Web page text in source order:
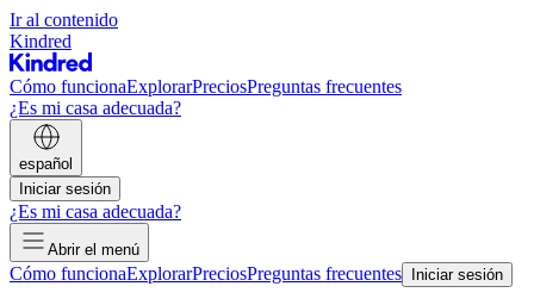
Ir al contenido
Kindred
Cómo funcionaExplorarPreciosPreguntas frecuentes
¿Es mi casa adecuada?
español
Iniciar sesión
¿Es mi casa adecuada?
Abrir el menú
Cómo funcionaExplorarPreciosPreguntas frecuentes Iniciar sesión